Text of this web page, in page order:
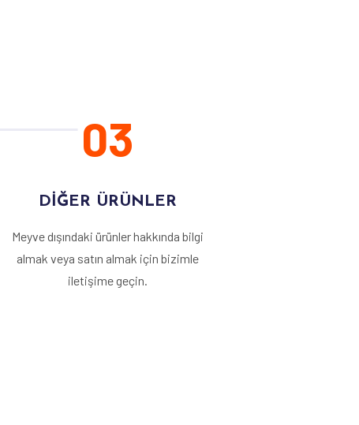
03
DİĞER ÜRÜNLER
Meyve dışındaki ürünler hakkında bilgi
almak veya satın almak için bizimle
iletişime geçin.